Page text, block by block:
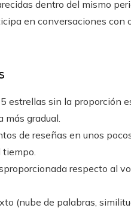
dentro del mismo
en conversaciones con
estrellas sin la proporción
más gradual.
de reseñas en unos
tiempo.
respecto al
(nube de palabras,